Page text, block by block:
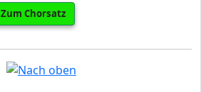
Zum Chorsatz